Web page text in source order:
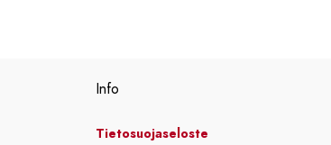
Info
Tietosuojaseloste